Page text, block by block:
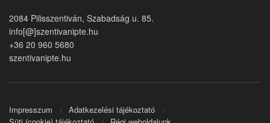
2084 Pilisszentiván, Szabadság u. 85.
info[@]szentivanipte.hu
+36 20 960 5680
szentivanipte.hu
Impresszum
Adatkezelési tájékoztató